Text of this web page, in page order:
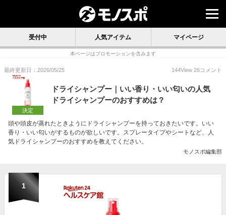
受付中 人気アイテム マイページ
本ページはプロモーションを含みます
最終更新日：2026/05/25 144View 26コメント
決定
ドライシャンプー｜いい香り・いい匂いの人気
ドライシャンプーのおすすめは？
頭や頭皮が蒸れたときようにドライシャンプーを持っておきたいです。いい
香り・いい匂いがするものが欲しいです。スプレータイプやシートなど、人
気ドライシャンプーのおすすめを教えてください。
モノスポ編集部
1